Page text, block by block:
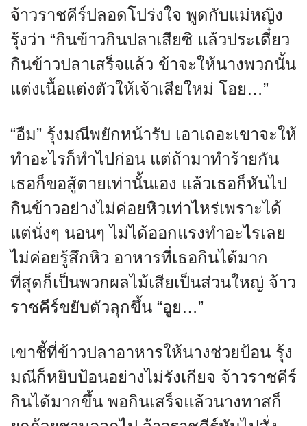
จ้าวราชคีร์ปลอดโปร่งใจ พูดกับแม่หญิง
รุ้งว่า “กินข้าวกินปลาเสียซิ แล้วประเดี๋ยว
กินข้าวปลาเสร็จแล้ว ข้าจะให้นางพวกนั้น
แต่งเนื้อแต่งตัวให้เจ้าเสียใหม่ โอย…”
“อืม” รุ้งมณีพยักหน้ารับ เอาเถอะเขาจะให้
ทำอะไรก็ทำไปก่อน แต่ถ้ามาทำร้ายกัน
เธอก็ขอสู้ตายเท่านั้นเอง แล้วเธอก็หันไป
กินข้าวอย่างไม่ค่อยหิวเท่าไหร่เพราะได้
แต่นั่งๆ นอนๆ ไม่ได้ออกแรงทำอะไรเลย
ไม่ค่อยรู้สึกหิว อาหารที่เธอกินได้มาก
ที่สุดก็เป็นพวกผลไม้เสียเป็นส่วนใหญ่ จ้าว
ราชคีร์ขยับตัวลุกขึ้น “อูย…”
เขาชี้ที่ข้าวปลาอาหารให้นางช่วยป้อน รุ้ง
มณีก็หยิบป้อนอย่างไม่รังเกียจ จ้าวราชคีร์
กินได้มากขึ้น พอกินเสร็จแล้วนางทาสก็